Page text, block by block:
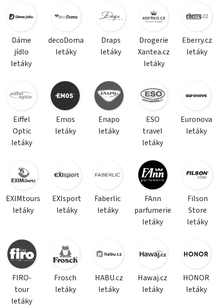
Dáme
jídlo
letáky
decoDoma
letáky
Draps
letáky
Drogerie
Xantea.cz
letáky
Eberry.cz
letáky
Eiffel
Optic
letáky
Emos
letáky
Enapo
letáky
ESO
travel
letáky
Euronova
letáky
EXIMtours
letáky
EXIsport
letáky
Faberlic
letáky
FAnn
parfumerie
letáky
Filson
Store
letáky
FIRO-
tour
letáky
Frosch
letáky
HABU.cz
letáky
Hawaj.cz
letáky
HONOR
letáky